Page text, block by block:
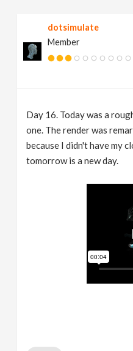
dotsimulate
Member
Day 16. Today was a
one. The render was
because I didn't have my
tomorrow is a new day.